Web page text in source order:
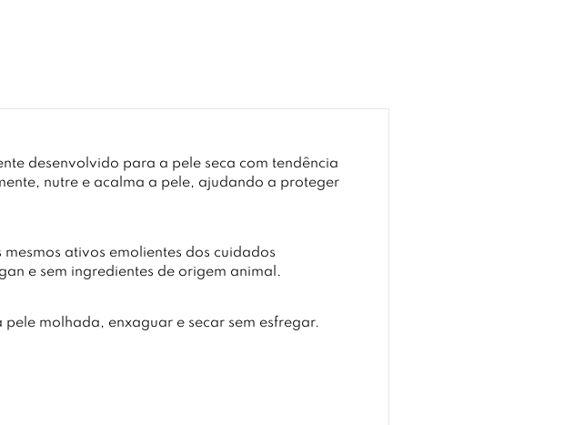
desenvolvido para a pele seca com tendência
nutre e acalma a pele, ajudando a proteger
ativos emolientes dos cuidados
e sem ingredientes de origem animal.
molhada, enxaguar e secar sem esfregar.